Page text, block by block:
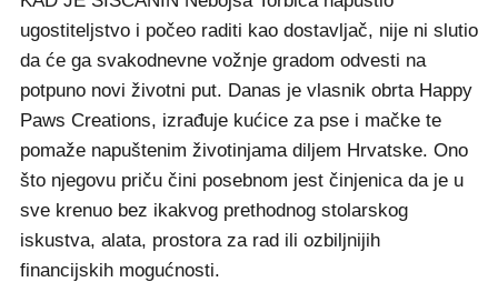
ugostiteljstvo i počeo raditi kao dostavljač, nije ni slutio
da će ga svakodnevne vožnje gradom odvesti na
potpuno novi životni put. Danas je vlasnik obrta Happy
Paws Creations, izrađuje kućice za pse i mačke te
pomaže napuštenim životinjama diljem Hrvatske. Ono
što njegovu priču čini posebnom jest činjenica da je u
sve krenuo bez ikakvog prethodnog stolarskog
iskustva, alata, prostora za rad ili ozbiljnijih
financijskih mogućnosti.